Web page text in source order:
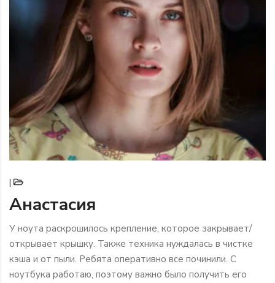
|
Анастасия
У ноута раскрошилось крепление, которое закрывает/
открывает крышку. Также техника нуждалась в чистке
кэша и от пыли. Ребята оперативно все починили. С
ноутбука работаю, поэтому важно было получить его